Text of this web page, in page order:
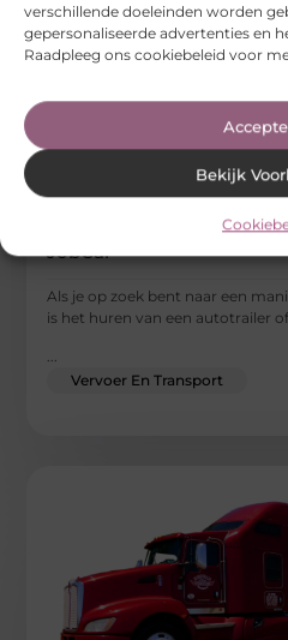
verschillende doeleinden worden
gepersonaliseerde advertenties en
Raadpleeg ons cookiebeleid voor
Bekijk
Veilig je auto vervoeren
JobCar
Als je op zoek bent naar een
is het huren van een autotrailer of
...
Vervoer En Transport